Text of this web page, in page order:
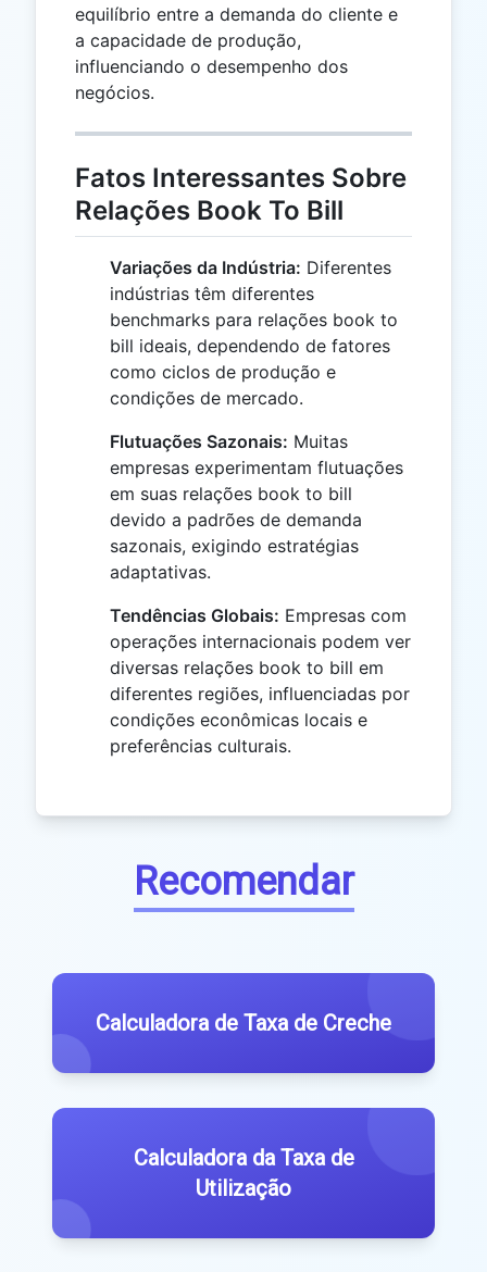
equilíbrio entre a demanda do cliente e
a capacidade de produção,
influenciando o desempenho dos
negócios.
Fatos Interessantes Sobre
Relações Book To Bill
Variações da Indústria: Diferentes
indústrias têm diferentes
benchmarks para relações book to
bill ideais, dependendo de fatores
como ciclos de produção e
condições de mercado.
Flutuações Sazonais: Muitas
empresas experimentam flutuações
em suas relações book to bill
devido a padrões de demanda
sazonais, exigindo estratégias
adaptativas.
Tendências Globais: Empresas com
operações internacionais podem ver
diversas relações book to bill em
diferentes regiões, influenciadas por
condições econômicas locais e
preferências culturais.
Recomendar
Calculadora de Taxa de Creche
Calculadora da Taxa de
Utilização